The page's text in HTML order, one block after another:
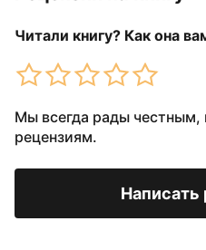
Читали книгу? Как она
Мы всегда рады честным,
рецензиям.